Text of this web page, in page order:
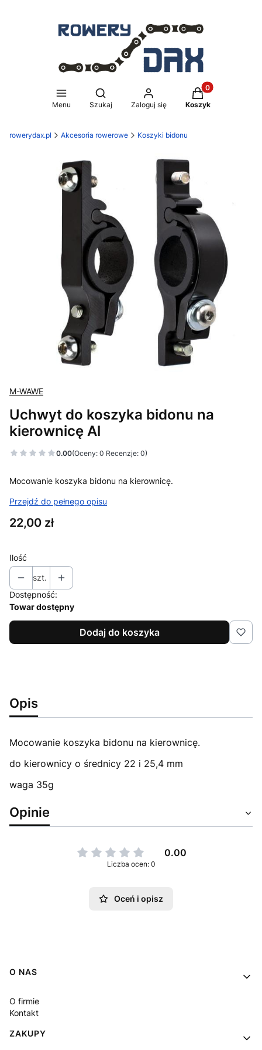
Menu
Otwórz wyszukiwarkę
Szukaj Zaloguj się
Produkty w
Koszyk
rowerydax.pl Akcesoria rowerowe Koszyki bidonu
M-WAWE
Uchwyt do koszyka bidonu na
kierownicę Al
0.00(Oceny: 0 Recenzje: 0)
Mocowanie koszyka bidonu na kierownicę.
Przejdź do pełnego opisu
Cena
22,00 zł
Ilość
szt.
Dostępność:
Towar dostępny
Dodaj do koszyka
Opis
Mocowanie koszyka bidonu na kierownicę.
do kierownicy o średnicy 22 i 25,4 mm
waga 35g
Opinie
0.00
Liczba ocen: 0
Oceń i opisz
Linki w stopce
O NAS
O firmie
Kontakt
ZAKUPY